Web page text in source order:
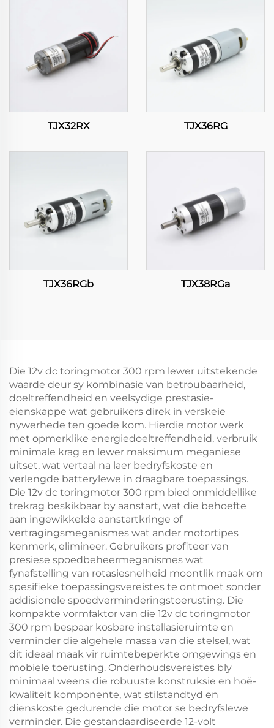
TJX32RX TJX36RG
TJX36RGb TJX38RGa
Die 12v dc toringmotor 300 rpm lewer uitstekende
waarde deur sy kombinasie van betroubaarheid,
doeltreffendheid en veelsydige prestasie-
eienskappe wat gebruikers direk in verskeie
nywerhede ten goede kom. Hierdie motor werk
met opmerklike energiedoeltreffendheid, verbruik
minimale krag en lewer maksimum meganiese
uitset, wat vertaal na laer bedryfskoste en
verlengde batterylewe in draagbare toepassings.
Die 12v dc toringmotor 300 rpm bied onmiddellike
trekrag beskikbaar by aanstart, wat die behoefte
aan ingewikkelde aanstartkringe of
vertragingsmeganismes wat ander motortipes
kenmerk, elimineer. Gebruikers profiteer van
presiese spoedbeheermeganismes wat
fynafstelling van rotasiesnelheid moontlik maak om
spesifieke toepassingsvereistes te ontmoet sonder
addisionele spoedverminderingstoerusting. Die
kompakte vormfaktor van die 12v dc toringmotor
300 rpm bespaar kosbare installasieruimte en
verminder die algehele massa van die stelsel, wat
dit ideaal maak vir ruimtebeperkte omgewings en
mobiele toerusting. Onderhoudsvereistes bly
minimaal weens die robuuste konstruksie en hoë-
kwaliteit komponente, wat stilstandtyd en
dienskoste gedurende die motor se bedryfslewe
verminder. Die gestandaardiseerde 12-volt